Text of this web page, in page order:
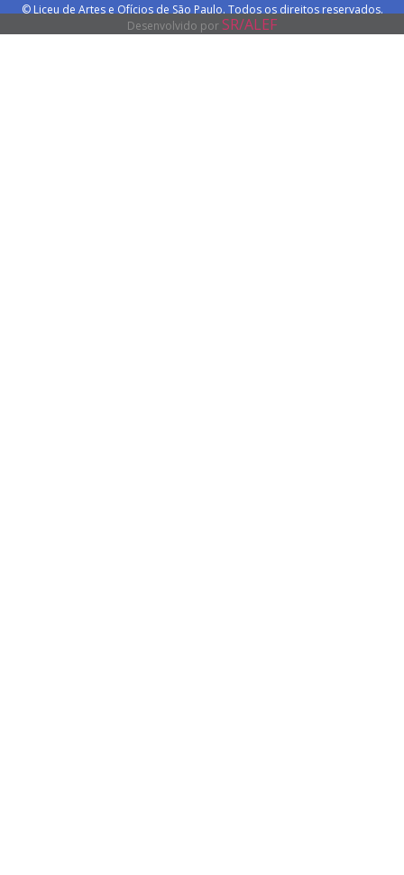
© Liceu de Artes e Ofícios de São Paulo. Todos os direitos reservados.
Desenvolvido por SR/ALEF